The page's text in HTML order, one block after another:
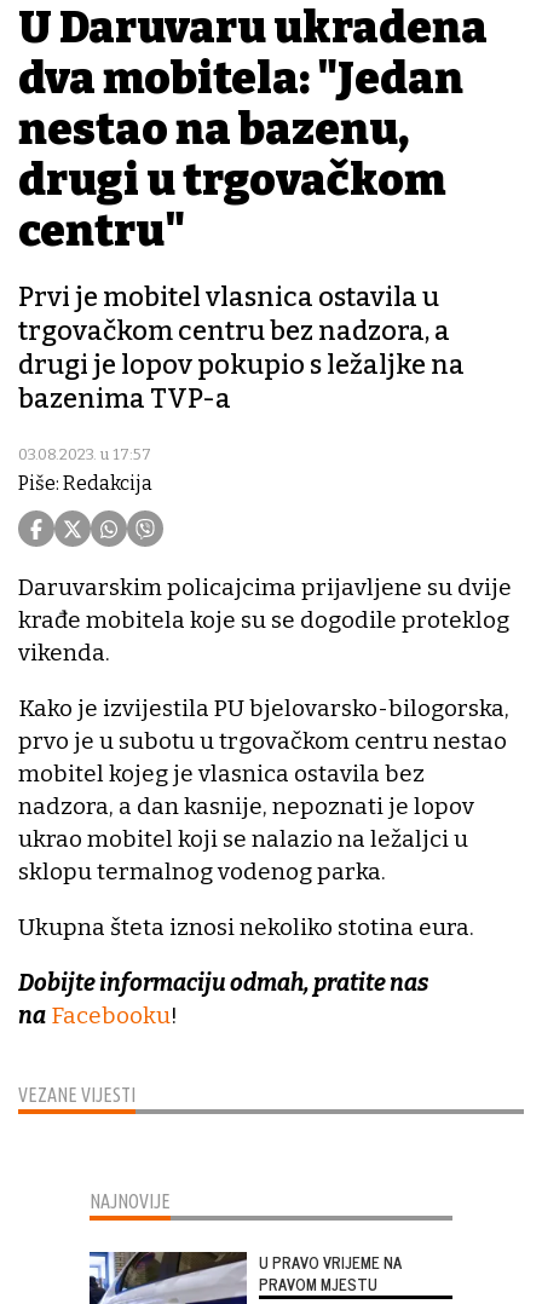
U Daruvaru ukradena
dva mobitela: "Jedan
nestao na bazenu,
drugi u trgovačkom
centru"
Prvi je mobitel vlasnica ostavila u
trgovačkom centru bez nadzora, a
drugi je lopov pokupio s ležaljke na
bazenima TVP-a
03.08.2023. u 17:57
Piše: Redakcija
VEZANE VIJESTI
Daruvarskim policajcima prijavljene su dvije
krađe mobitela koje su se dogodile proteklog
vikenda.
Kako je izvijestila PU bjelovarsko-bilogorska,
prvo je u subotu u trgovačkom centru nestao
mobitel kojeg je vlasnica ostavila bez
nadzora, a dan kasnije, nepoznati je lopov
ukrao mobitel koji se nalazio na ležaljci u
sklopu termalnog vodenog parka.
Ukupna šteta iznosi nekoliko stotina eura.
Dobijte informaciju odmah, pratite nas
na Facebooku!
NAJNOVIJE
U PRAVO VRIJEME NA
PRAVOM MJESTU